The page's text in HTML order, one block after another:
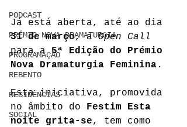
PODCAST
PRÉMIO NOVA DRAMATURGIA
PROGRAMAÇÃO
REBENTO
RESIDÊNCIAS
SOCIAL
Já está aberta, até ao dia
31 de março, a Open Call
para a 5ª Edição do Prémio
Nova Dramaturgia Feminina.
Esta iniciativa, promovida
no âmbito do Festim Esta
noite grita-se, tem como